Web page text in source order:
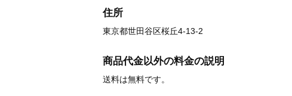
住所
東京都世田谷区桜丘4-13-2
商品代金以外の料金の説明
送料は無料です。